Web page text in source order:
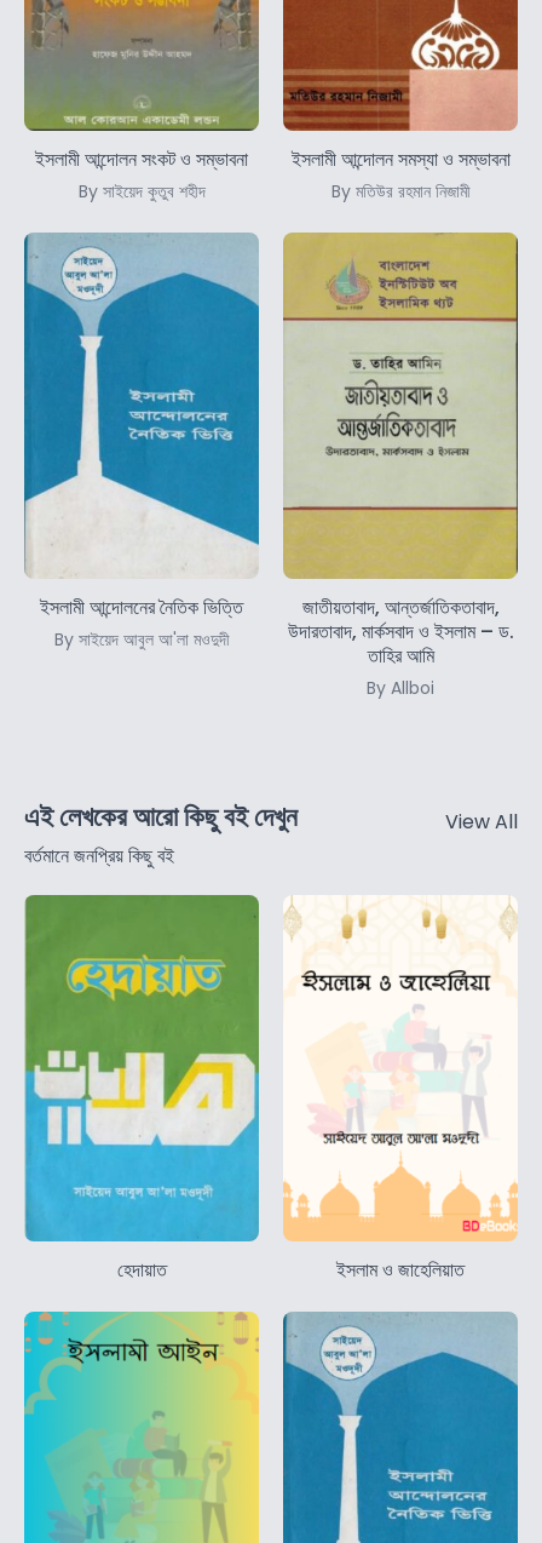
ইসলামী আন্দোলন সংকট ও সম্ভাবনা
By সাইয়েদ কুতুব শহীদ
ইসলামী আন্দোলন সমস্যা ও সম্ভাবনা
By মতিউর রহমান নিজামী
ইসলামী আন্দোলনের নৈতিক ভিত্তি
By সাইয়েদ আবুল আ'লা মওদুদী
জাতীয়তাবাদ, আন্তর্জাতিকতাবাদ,
উদারতাবাদ, মার্কসবাদ ও ইসলাম – ড.
তাহির আমি
By Allboi
এই লেখকের আরো কিছু বই দেখুন
বর্তমানে জনপ্রিয় কিছু বই
View All
হেদায়াত ইসলাম ও জাহেলিয়াত